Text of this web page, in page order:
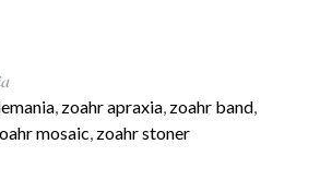
, zoahr apraxia, zoahr band,
mosaic, zoahr stoner